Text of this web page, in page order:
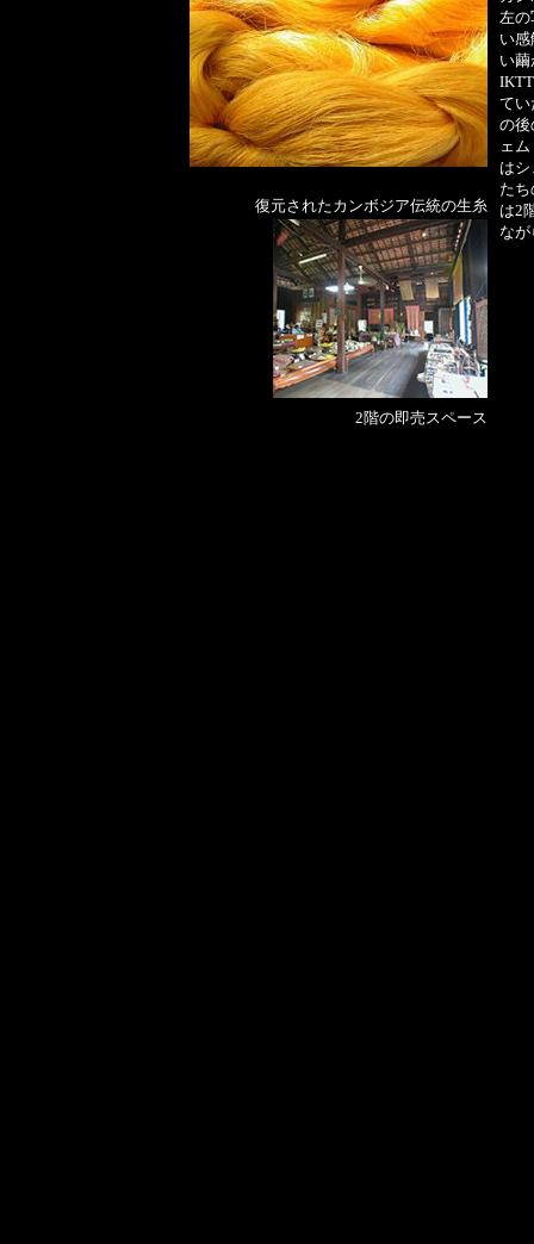
復元されたカンボジア伝統の生糸
2階の即売スペース
左の
い
い
てい
の後
ェ
は
た
は2
なが